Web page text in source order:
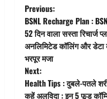
P
o
s
t
Previous:
BSNL Recharge Plan :
52 दिन वाला सस्ता रिचार्ज
अनलिमिटेड कॉलिंग और डेटा
भरपूर मजा
Next:
Health Tips : दुबले-पतले
कहें अलविदा : इन 5 फूड